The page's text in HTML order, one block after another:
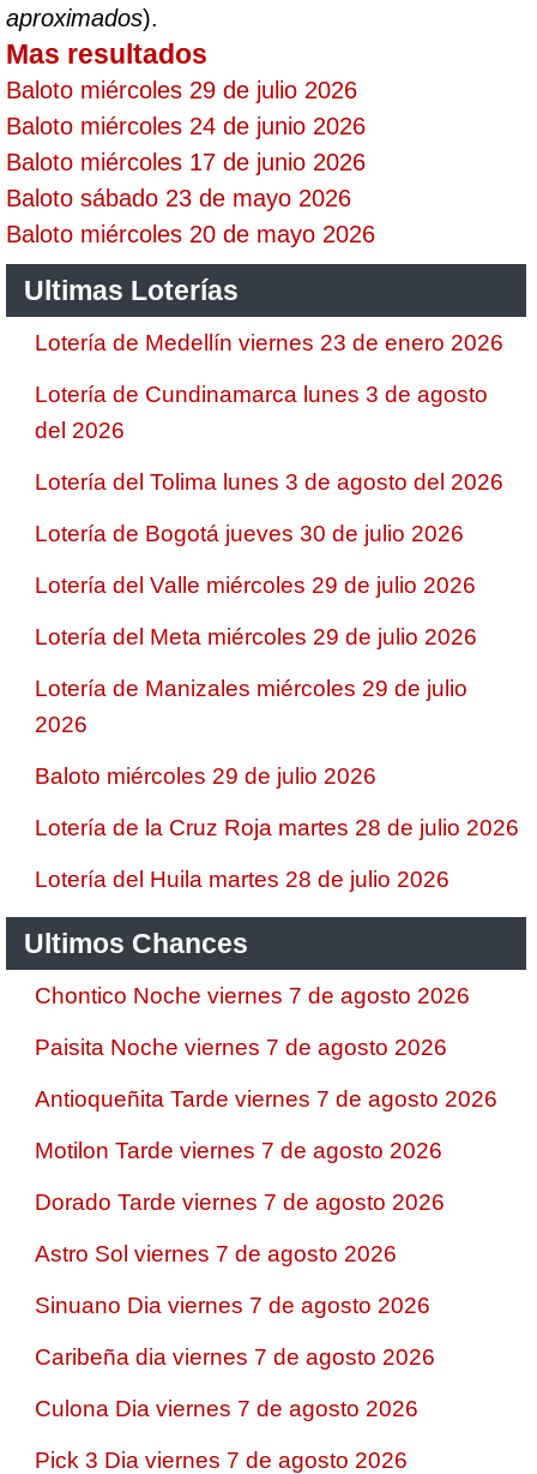
aproximados).
Mas resultados
Baloto miércoles 29 de julio 2026
Baloto miércoles 24 de junio 2026
Baloto miércoles 17 de junio 2026
Baloto sábado 23 de mayo 2026
Baloto miércoles 20 de mayo 2026
Ultimas Loterías
Lotería de Medellín viernes 23 de enero 2026
Lotería de Cundinamarca lunes 3 de agosto
del 2026
Lotería del Tolima lunes 3 de agosto del 2026
Lotería de Bogotá jueves 30 de julio 2026
Lotería del Valle miércoles 29 de julio 2026
Lotería del Meta miércoles 29 de julio 2026
Lotería de Manizales miércoles 29 de julio
2026
Baloto miércoles 29 de julio 2026
Lotería de la Cruz Roja martes 28 de julio 2026
Lotería del Huila martes 28 de julio 2026
Ultimos Chances
Chontico Noche viernes 7 de agosto 2026
Paisita Noche viernes 7 de agosto 2026
Antioqueñita Tarde viernes 7 de agosto 2026
Motilon Tarde viernes 7 de agosto 2026
Dorado Tarde viernes 7 de agosto 2026
Astro Sol viernes 7 de agosto 2026
Sinuano Dia viernes 7 de agosto 2026
Caribeña dia viernes 7 de agosto 2026
Culona Dia viernes 7 de agosto 2026
Pick 3 Dia viernes 7 de agosto 2026